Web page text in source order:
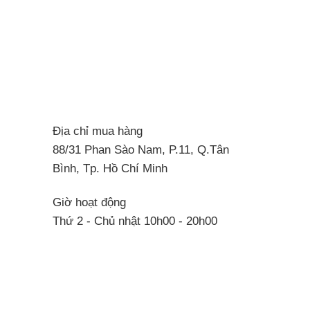
Địa chỉ mua hàng
88/31 Phan Sào Nam, P.11, Q.Tân
Bình, Tp. Hồ Chí Minh
Giờ hoạt động
Thứ 2 - Chủ nhật 10h00 - 20h00